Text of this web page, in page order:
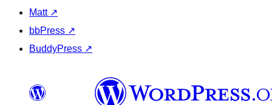
Matt ↗
bbPress ↗
BuddyPress ↗